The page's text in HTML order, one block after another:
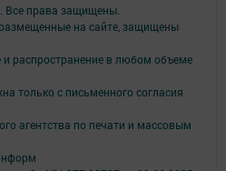
Все права защищены.
на сайте, защищены
и распространение в любом объеме
только с письменного согласия
агентства по печати и массовым